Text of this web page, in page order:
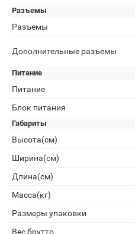
Разъемы
Разъемы
Дополнительные разъемы
Питание
Питание
Блок питания
Габариты
Высота(см)
Ширина(см)
Длина(см)
Масса(кг)
Размеры упаковки
Вес брутто